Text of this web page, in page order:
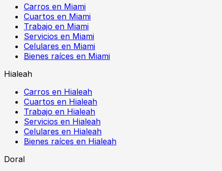
Carros en Miami
Cuartos en Miami
Trabajo en Miami
Servicios en Miami
Celulares en Miami
Bienes raíces en Miami
Hialeah
Carros en Hialeah
Cuartos en Hialeah
Trabajo en Hialeah
Servicios en Hialeah
Celulares en Hialeah
Bienes raíces en Hialeah
Doral